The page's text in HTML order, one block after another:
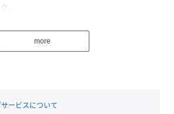
。
けます。
中身が見渡しやすく、収納物が容易に出
more
ービスについて